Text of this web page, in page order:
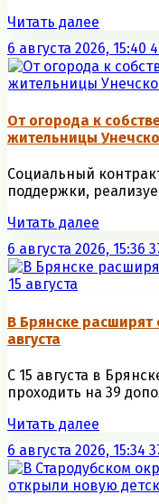
Читать далее
6 августа 2026, 15:40
От огорода к
жительницы
Социальный
поддержки,
Читать далее
6 августа 2026, 15:36
В Брянске расширят
августа
С 15 августа в
проходить на 39
Читать далее
6 августа 2026, 15:34